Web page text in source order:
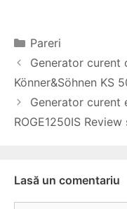
Categorii
Pareri
Navigare
în
articol
Generator curent
Könner&Söhnen KS
Generator
ROGE1250IS
Lasă un comentariu